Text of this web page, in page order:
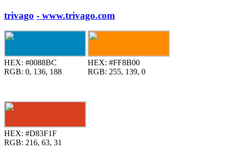
trivago - www.trivago.com
HEX: #0088BC
RGB: 0, 136, 188
HEX: #FF8B00
RGB: 255, 139, 0
HEX: #D83F1F
RGB: 216, 63, 31